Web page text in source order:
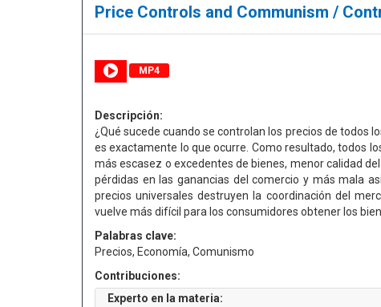
Price Controls and Communism /
MP4
Descripción:
¿Qué sucede cuando se controlan los precios de todos
es exactamente lo que ocurre. Como resultado, todos
más escasez o excedentes de bienes, menor calidad
pérdidas en las ganancias del comercio y más mala
precios universales destruyen la coordinación del
vuelve más difícil para los consumidores obtener los
Palabras clave:
Precios, Economía, Comunismo
Contribuciones:
Experto en la materia: